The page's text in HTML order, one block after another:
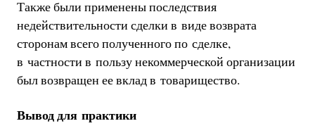
Также были применены последствия
недействительности сделки в виде возврата
сторонам всего полученного по сделке,
в частности в пользу некоммерческой организации
был возвращен ее вклад в товарищество.
Вывод для практики